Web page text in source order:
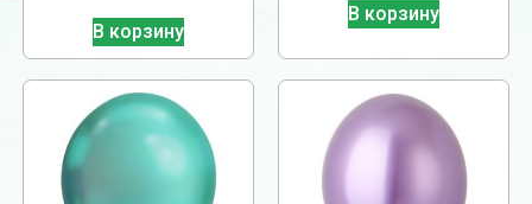
В корзину
В корзину